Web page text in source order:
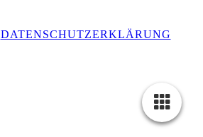
DATENSCHUTZERKLÄRUNG